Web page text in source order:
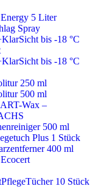
5 Liter
Spray
bis -18 °C
bis -18 °C
250 ml
500 ml
Wax –
500 ml
Plus 1 Stück
400 ml
10 Stück